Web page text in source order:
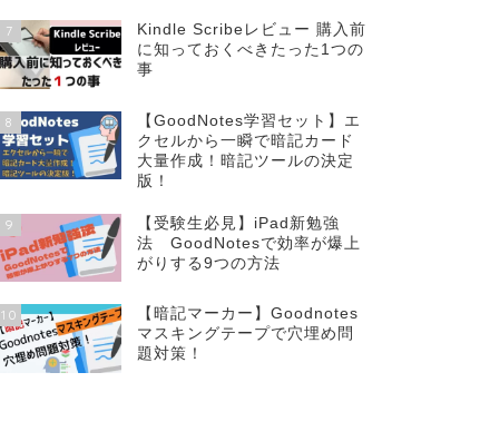
7
Kindle Scribeレビュー 購入前
に知っておくべきたった1つの
事
8
【GoodNotes学習セット】エ
クセルから一瞬で暗記カード
大量作成！暗記ツールの決定
版！
9
【受験生必見】iPad新勉強
法 GoodNotesで効率が爆上
がりする9つの方法
10
【暗記マーカー】Goodnotes
マスキングテープで穴埋め問
題対策！